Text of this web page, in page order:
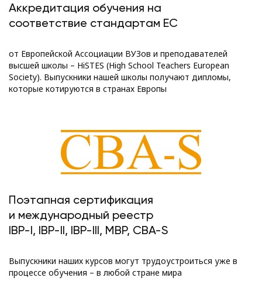
Аккредитация обучения на
соответствие стандартам ЕС
от Европейской Ассоциации ВУЗов и преподавателей
высшей школы – HiSTES (High School Teachers European
Society). Выпускники нашей школы получают дипломы,
которые котируются в странах Европы
Поэтапная сертификация
и международный реестр
IBP-I, IBP-II, IBP-III, MBP, CBA-S
Выпускники наших курсов могут трудоустроиться уже в
процессе обучения – в любой стране мира